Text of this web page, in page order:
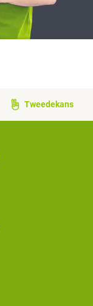
Tweedekans